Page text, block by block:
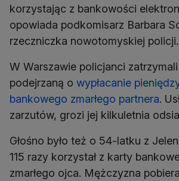
korzystając z bankowości
opowiada podkomisarz Barbara
rzeczniczka nowotomyskiej policji.
W Warszawie policjanci
podejrzaną o wypłacanie
bankowego zmarłego partnera.
zarzutów, grozi jej kilkuletnia
Głośno było też o 54-latku z
115 razy korzystał z karty
zmarłego ojca. Mężczyzna